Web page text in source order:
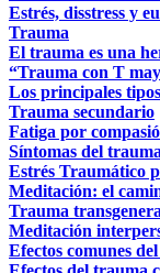
Estrés, disstress y
Trauma
El trauma es una
“Trauma con T
Los principales
Trauma secundario
Fatiga por
Síntomas del
Estrés Traumático
Meditación: el
Trauma
Meditación
Efectos comunes